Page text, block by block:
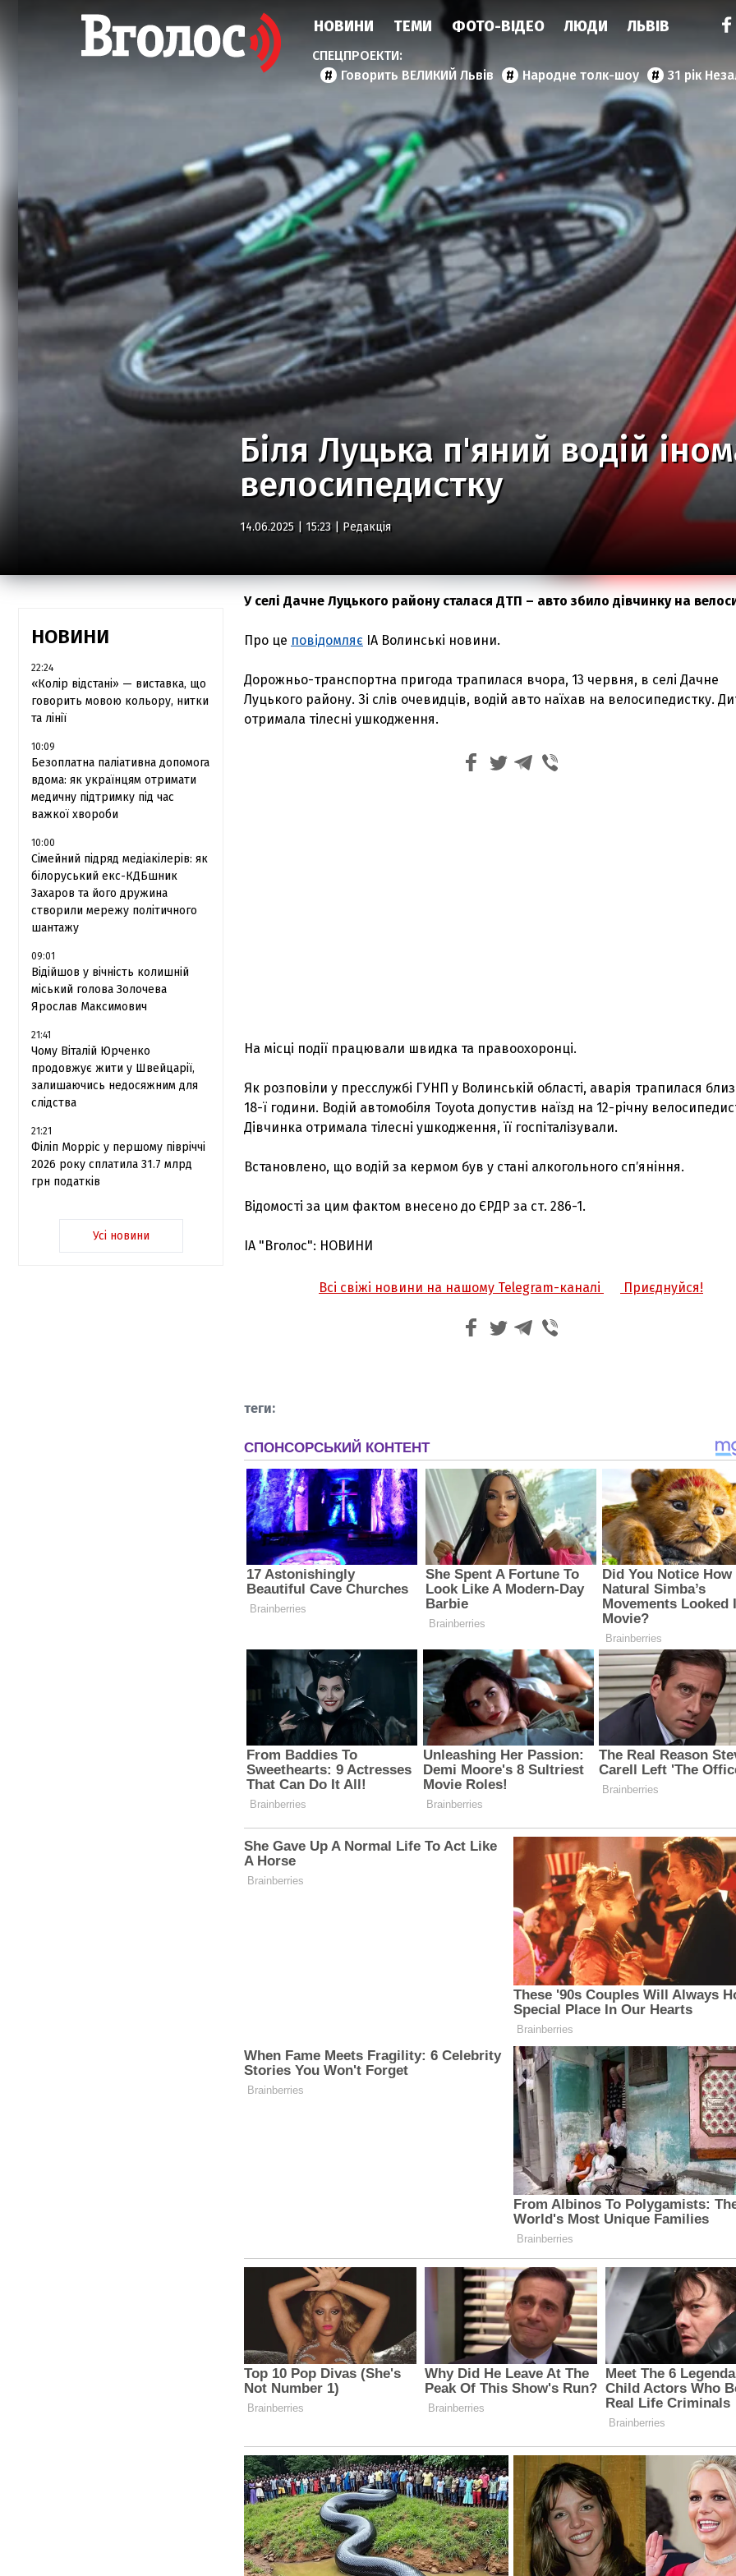
НОВИНИ ТЕМИ ФОТО-ВІДЕО ЛЮДИ ЛЬВІВ
Говорить ВЕЛИКИЙ Львів Народне толк-шоу 31 рік
Біля Луцька п'яний водій
велосипедистку
14.06.2025 | 15:23 | Редакція
НОВИНИ
22:24
«Колір відстані» — виставка, що
говорить мовою кольору, нитки
та лінії
10:09
Безоплатна паліативна допомога
вдома: як українцям отримати
медичну підтримку під час
важкої хвороби
10:00
Сімейний підряд медіакілерів: як
білоруський екс-КДБшник
Захаров та його дружина
створили мережу політичного
шантажу
09:01
Відійшов у вічність колишній
міський голова Золочева
Ярослав Максимович
21:41
Чому Віталій Юрченко
продовжує жити у Швейцарії,
залишаючись недосяжним для
слідства
21:21
Філіп Морріс у першому півріччі
2026 року сплатила 31.7 млрд
грн податків
Усі новини
У селі Дачне Луцького району сталася ДТП – авто збило дівчинку на
Про це повідомляє ІА Волинські новини.
Дорожньо-транспортна пригода трапилася вчора, 13 червня, в селі Дачне
Луцького району. Зі слів очевидців, водій авто наїхав на велосипедистку.
отримала тілесні ушкодження.
На місці події працювали швидка та правоохоронці.
Як розповіли у пресслужбі ГУНП у Волинській області, аварія трапилася
18-ї години. Водій автомобіля Toyota допустив наїзд на 12-річну
Дівчинка отримала тілесні ушкодження, її госпіталізували.
Встановлено, що водій за кермом був у стані алкогольного спʼяніння.
Відомості за цим фактом внесено до ЄРДР за ст. 286-1.
ІА "Вголос": НОВИНИ
Всі свіжі новини на нашому Telegram-каналі Приєднуйся!
З'явилося відео знищеного ворожого